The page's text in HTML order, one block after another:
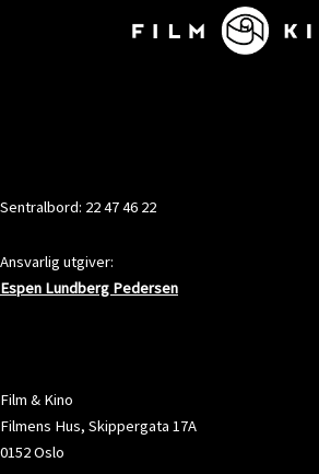
Sentralbord: 22 47 46 22
Ansvarlig utgiver:
Espen Lundberg Pedersen
Film & Kino
Filmens Hus, Skippergata 17A
0152 Oslo